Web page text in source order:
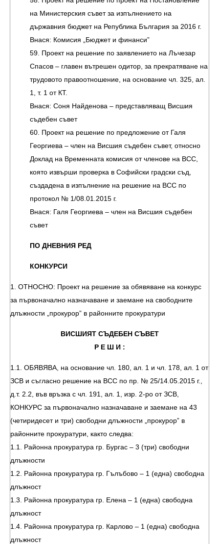
на Министерския съвет за изпълнението на
държавния бюджет на Република България за 2016 г.
Внася: Комисия „Бюджет и финанси”
59. Проект на решение по заявлението на Лъчезар
Спасов – главен вътрешен одитор, за прекратяване на
трудовото правоотношение, на основание чл. 325, ал.
1, т. 1 от КТ.
Внася: Соня Найденова – представляващ Висшия
съдебен съвет
60. Проект на решение по предложение от Галя
Георгиева – член на Висшия съдебен съвет, относно
Доклад на Временната комисия от членове на ВСС,
която извърши проверка в Софийски градски съд,
създадена в изпълнение на решение на ВСС по
протокол № 1/08.01.2015 г.
Внася: Галя Георгиева – член на Висшия съдебен
съвет
ПО ДНЕВНИЯ РЕД
КОНКУРСИ
1. ОТНОСНО: Проект на решение за обявяване на конкурс
за първоначално назначаване и заемане на свободните
длъжности „прокурор” в районните прокуратури
ВИСШИЯТ СЪДЕБЕН СЪВЕТ
Р Е Ш И :
1.1. ОБЯВЯВА, на основание чл. 180, ал. 1 и чл. 178, ал. 1 от
ЗСВ и съгласно решение на ВСС по пр. № 25/14.05.2015 г.,
д.т. 2.2, във връзка с чл. 191, ал. 1, изр. 2-ро от ЗСВ,
КОНКУРС за първоначално назначаване и заемане на 43
(четиридесет и три) свободни длъжности „прокурор” в
районните прокуратури, както следва:
1.1. Районна прокуратура гр. Бургас – 3 (три) свободни
длъжности
1.2. Районна прокуратура гр. Гълъбово – 1 (една) свободна
длъжност
1.3. Районна прокуратура гр. Елена – 1 (една) свободна
длъжност
1.4. Районна прокуратура гр. Карлово – 1 (една) свободна
длъжност